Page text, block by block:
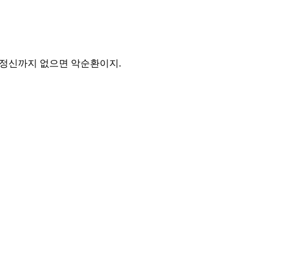
신까지 없으면 악순환이지.